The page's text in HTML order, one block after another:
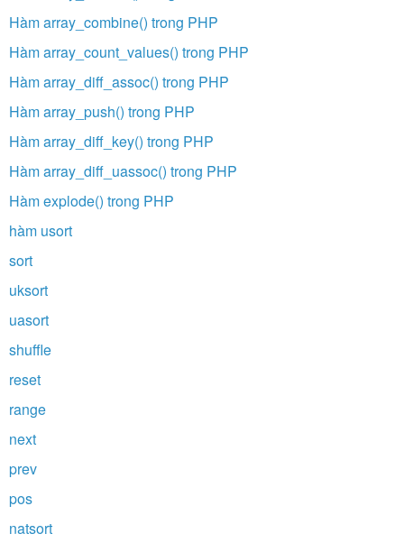
Hàm array_combine() trong PHP
Hàm array_count_values() trong PHP
Hàm array_diff_assoc() trong PHP
Hàm array_push() trong PHP
Hàm array_diff_key() trong PHP
Hàm array_diff_uassoc() trong PHP
Hàm explode() trong PHP
hàm usort
sort
uksort
uasort
shuffle
reset
range
next
prev
pos
natsort